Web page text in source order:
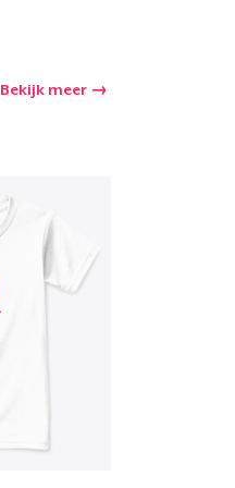
Bekijk meer